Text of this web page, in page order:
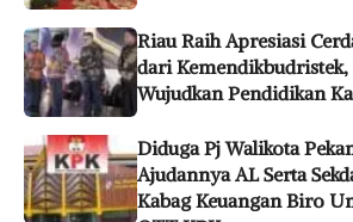
Riau Raih Apresiasi
dari
Wujudkan Pendidikan
Diduga Pj Walikota
Ajudannya AL Serta
Kabag Keuangan Biro